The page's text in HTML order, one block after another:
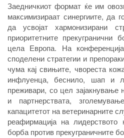
Заедничкиот формат ќе им
максимизираат синергиите, да
да усвојат хармонизирани
приоритетните прекугранични
цела Европа. На
споделени стратегии и
чума кај свињите, чвореста
инфлуенца, беснило, шап и
преживари, со цел зајакнување
и партнерствата,
капацитетот на ветеринарните
реафирмација на
борба против прекуграничните